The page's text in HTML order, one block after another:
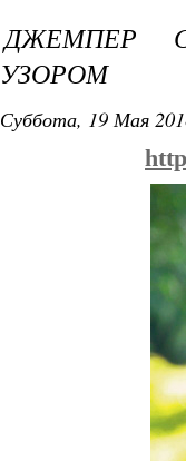
ДЖЕМПЕР
УЗОРОМ
Суббота, 19 Мая